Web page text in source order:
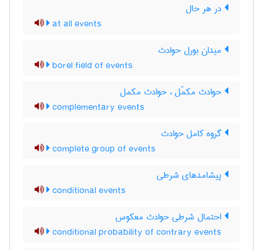
در هر حال
at all events
میدان بورل حوادث
borel field of events
حوادث مکمّل ، حوادث مکمل
complementary events
گروه کامل حوادث
complete group of events
پیشامدهای شرطی
conditional events
احتمال شرطی حوادث معکوس
conditional probability of contrary events